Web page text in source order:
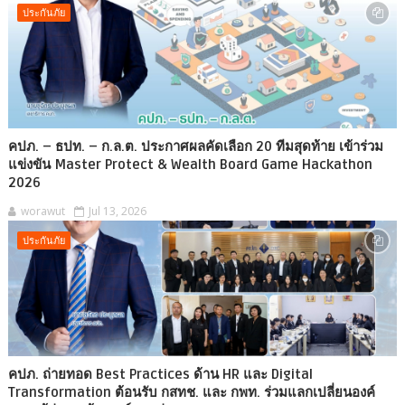
ประกันภัย
คปภ. – ธปท. – ก.ล.ต. ประกาศผลคัดเลือก 20 ทีมสุดท้าย เข้าร่วม
แข่งขัน Master Protect & Wealth Board Game Hackathon
2026
worawut Jul 13, 2026
ประกันภัย
คปภ. ถ่ายทอด Best Practices ด้าน HR และ Digital
Transformation ต้อนรับ กสทช. และ กพท. ร่วมแลกเปลี่ยนองค์